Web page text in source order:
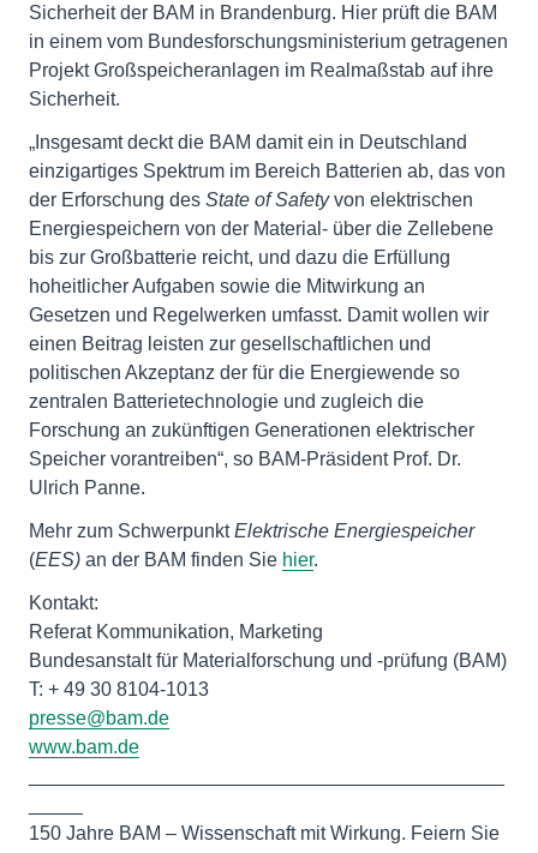
Sicherheit der BAM in Brandenburg. Hier prüft die BAM
in einem vom Bundesforschungsministerium getragenen
Projekt Großspeicheranlagen im Realmaßstab auf ihre
Sicherheit.
„Insgesamt deckt die BAM damit ein in Deutschland
einzigartiges Spektrum im Bereich Batterien ab, das von
der Erforschung des State of Safetyvon elektrischen
Energiespeichern von der Material- über die Zellebene
bis zur Großbatterie reicht, und dazu die Erfüllung
hoheitlicher Aufgaben sowie die Mitwirkung an
Gesetzen und Regelwerken umfasst. Damit wollen wir
einen Beitrag leisten zur gesellschaftlichen und
politischen Akzeptanz der für die Energiewende so
zentralen Batterietechnologie und zugleich die
Forschung an zukünftigen Generationen elektrischer
Speicher vorantreiben“, so BAM-Präsident Prof. Dr.
Ulrich Panne.
Mehr zum SchwerpunktElektrische Energiespeicher
(EES) an der BAM finden Sie hier.
Kontakt:
Referat Kommunikation, Marketing
Bundesanstalt für Materialforschung und -prüfung (BAM)
presse@bam.de
www.bam.de
150 Jahre BAM – Wissenschaft mit Wirkung. Feiern Sie